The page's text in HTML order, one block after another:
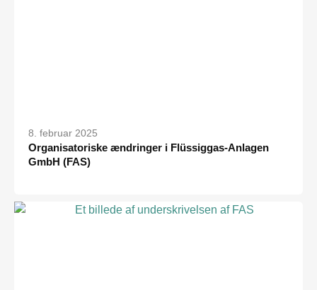
8. februar 2025
Organisatoriske ændringer i Flüssiggas-Anlagen
GmbH (FAS)